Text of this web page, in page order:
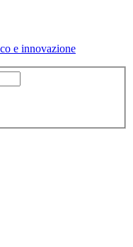
e innovazione